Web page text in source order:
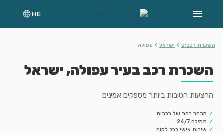
HE
השכרת רכבים › ישראל › עפולה
השכרת רכב בעיר עפולה, ישראל
ההצעות הטובות ביותר מספקים אמינים
✓ מבחר רחב של רכבים
✓ תמיכה 24/7
✓ שירות אישי לכל לקוח